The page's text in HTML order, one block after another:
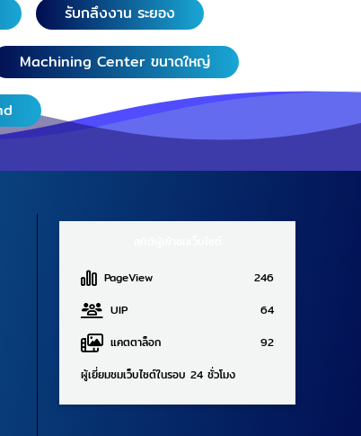
รับกลึงงาน ระยอง
Machining Center ขนาดใหญ่
PageView
246
UIP
64
แคตตาล็อก
92
ผู้เยี่ยมชมเว็บไซต์ในรอบ 24 ชั่วโมง